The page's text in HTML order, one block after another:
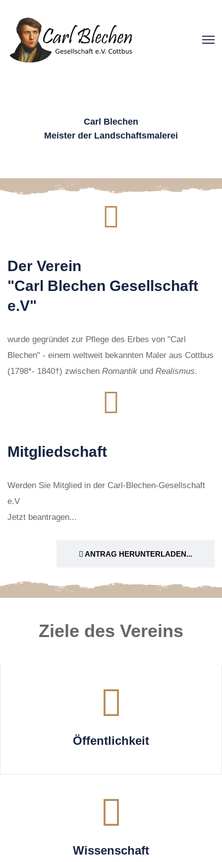
Carl Blechen
Meister der Landschaftsmalerei
Der Verein
"Carl Blechen Gesellschaft
e.V"
wurde gegründet zur Pflege des Erbes von "Carl
Blechen" - einem weltweit bekannten Maler aus Cottbus
(1798*- 1840†) zwischen Romantik und Realismus.
Mitgliedschaft
Werden Sie Mitglied in der Carl-Blechen-Gesellschaft
e.V
Jetzt beantragen...
ANTRAG HERUNTERLADEN...
Ziele des Vereins
Öffentlichkeit
Wissenschaft